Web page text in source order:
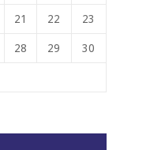
21 22 23
28 29 30